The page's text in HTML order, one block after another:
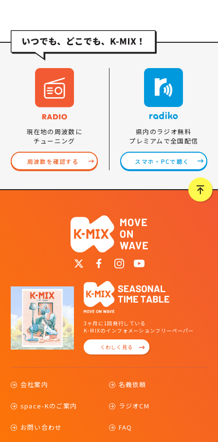
現在地の周波数に
チューニング
周波数を確認する
県内のラジオ無料
プレミアムで全国配信
スマホ・PCで聴く
3ヶ月に1回発行している
K-MIXのインフォメーションフリーペーパー
くわしく見る
会社案内 名義依頼
space-Kのご案内 ラジオCM
お問い合わせ FAQ